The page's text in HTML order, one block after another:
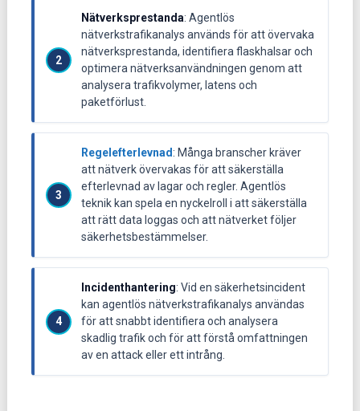
Nätverksprestanda: Agentlös
nätverkstrafikanalys används för att övervaka
nätverksprestanda, identifiera flaskhalsar och
optimera nätverksanvändningen genom att
analysera trafikvolymer, latens och
paketförlust.
Regelefterlevnad : Många branscher kräver
att nätverk övervakas för att säkerställa
efterlevnad av lagar och regler. Agentlös
teknik kan spela en nyckelroll i att säkerställa
att rätt data loggas och att nätverket följer
säkerhetsbestämmelser.
Incidenthantering: Vid en säkerhetsincident
kan agentlös nätverkstrafikanalys användas
för att snabbt identifiera och analysera
skadlig trafik och för att förstå omfattningen
av en attack eller ett intrång.